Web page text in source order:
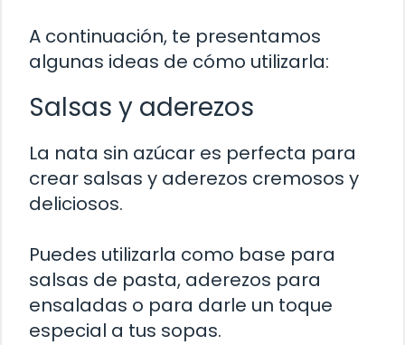
A continuación, te presentamos
algunas ideas de cómo utilizarla:
Salsas y aderezos
La nata sin azúcar es perfecta para
crear salsas y aderezos cremosos y
deliciosos.
Puedes utilizarla como base para
salsas de pasta, aderezos para
ensaladas o para darle un toque
especial a tus sopas.